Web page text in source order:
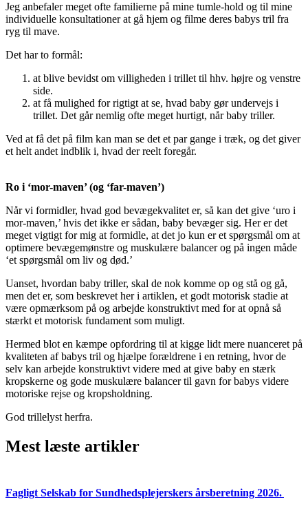
Jeg anbefaler meget ofte familierne på mine tumle-hold og til mine
individuelle konsultationer at gå hjem og filme deres babys tril fra
ryg til mave.
Det har to formål:
at blive bevidst om villigheden i trillet til hhv. højre og venstre
side.
at få mulighed for rigtigt at se, hvad baby gør undervejs i
trillet. Det går nemlig ofte meget hurtigt, når baby triller.
Ved at få det på film kan man se det et par gange i træk, og det giver
et helt andet indblik i, hvad der reelt foregår.
Ro i ‘mor-maven’ (og ‘far-maven’)
Når vi formidler, hvad god bevægekvalitet er, så kan det give ‘uro i
mor-maven,’ hvis det ikke er sådan, baby bevæger sig. Her er det
meget vigtigt for mig at formidle, at det jo kun er et spørgsmål om at
optimere bevægemønstre og muskulære balancer og på ingen måde
‘et spørgsmål om liv og død.’
Uanset, hvordan baby triller, skal de nok komme op og stå og gå,
men det er, som beskrevet her i artiklen, et godt motorisk stadie at
være opmærksom på og arbejde konstruktivt med for at opnå så
stærkt et motorisk fundament som muligt.
Hermed blot en kæmpe opfordring til at kigge lidt mere nuanceret på
kvaliteten af babys tril og hjælpe forældrene i en retning, hvor de
selv kan arbejde konstruktivt videre med at give baby en stærk
kropskerne og gode muskulære balancer til gavn for babys videre
motoriske rejse og kropsholdning.
God trillelyst herfra.
Mest læste artikler
Fagligt Selskab for Sundhedsplejerskers årsberetning 2026.